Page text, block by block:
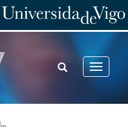
Toggle
TOGGLE
SEARCH
...